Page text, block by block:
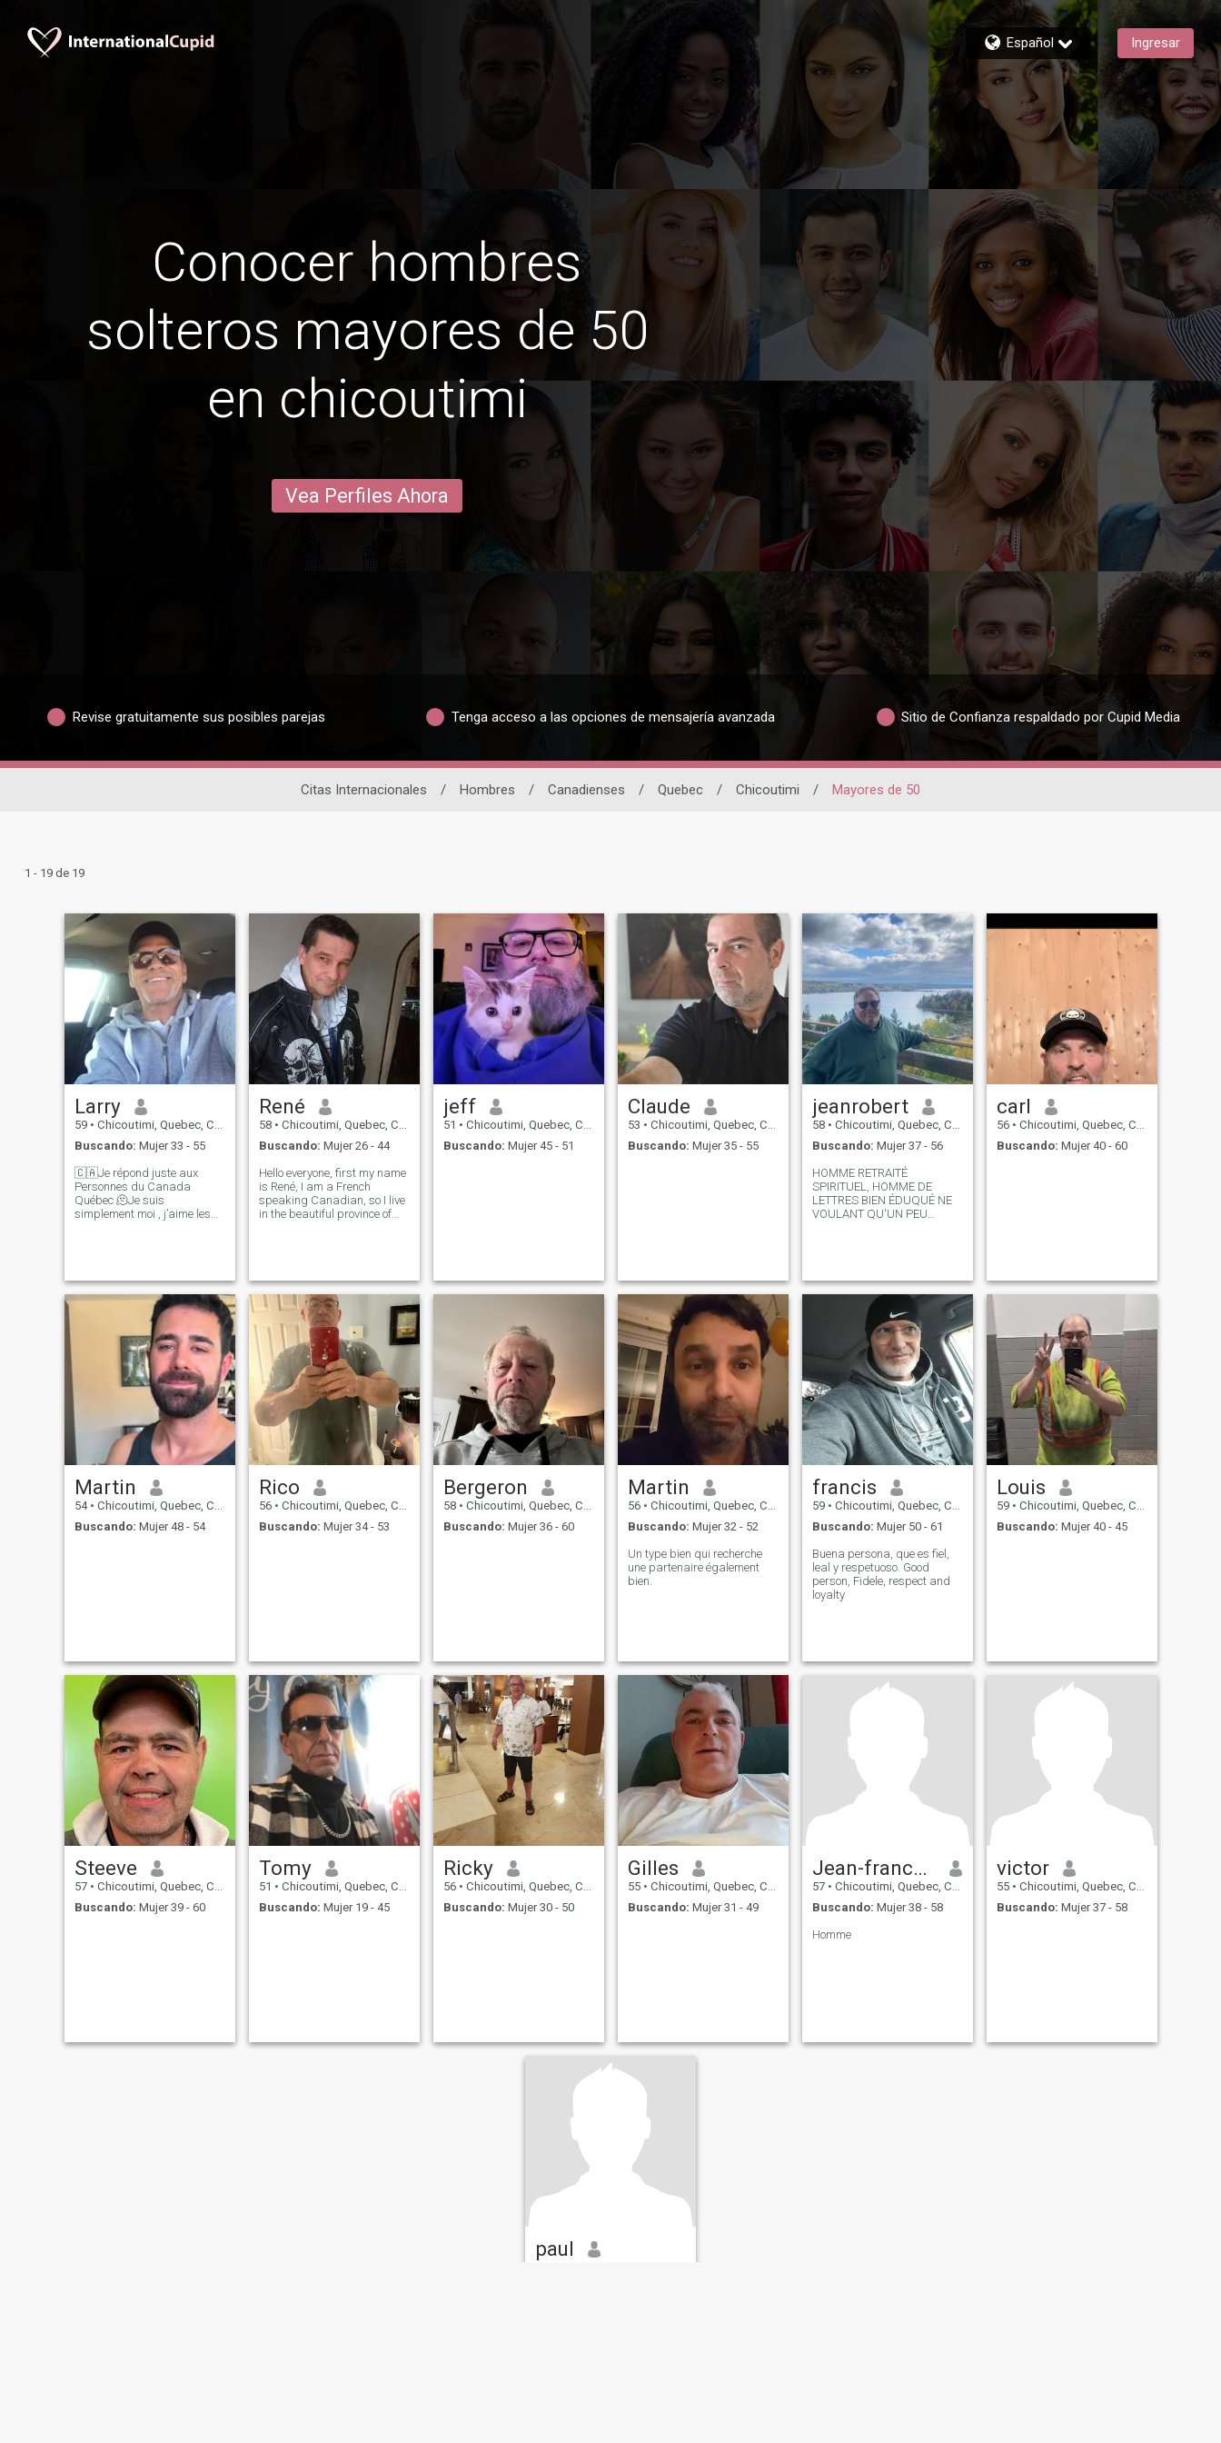
Español Ingresar
Conocer hombres
solteros mayores de 50
en chicoutimi
Vea Perfiles Ahora
Revise gratuitamente sus posibles parejas Tenga acceso a las opciones de mensajería avanzada Sitio de Confianza respaldado por Cupid Media
Citas Internacionales / Hombres / Canadienses / Quebec / Chicoutimi / Mayores de 50
1 - 19 de 19
Larry
59 • Chicoutimi, Quebec, Canadá
Buscando: Mujer 33 - 55
🇨🇦Je répond juste aux
Personnes du Canada
Québec 🫠Je suis
simplement moi , j’aime les
humour, le reste est comme
un cadeau que du déve
René
58 • Chicoutimi, Quebec, Canadá
Buscando: Mujer 26 - 44
Hello everyone, first my name
is René, I am a French
speaking Canadian, so I live
in the beautiful province of
place of dreams. to live there
tha
jeff
51 • Chicoutimi, Quebec, Canadá
Buscando: Mujer 45 - 51
Claude
53 • Chicoutimi, Quebec, Canadá
Buscando: Mujer 35 - 55
jeanrobert
58 • Chicoutimi, Quebec, Canadá
Buscando: Mujer 37 - 56
HOMME RETRAITÉ
SPIRITUEL, HOMME DE
LETTRES BIEN ÉDUQUÉ NE
VOULANT QU'UN PEU
carl
56 • Chicoutimi, Quebec, Canadá
Buscando: Mujer 40 - 60
Martin
54 • Chicoutimi, Quebec, Canadá
Buscando: Mujer 48 - 54
Rico
56 • Chicoutimi, Quebec, Canadá
Buscando: Mujer 34 - 53
Bergeron
58 • Chicoutimi, Quebec, Canadá
Buscando: Mujer 36 - 60
Martin
56 • Chicoutimi, Quebec, Canadá
Buscando: Mujer 32 - 52
Un type bien qui recherche
une partenaire également
bien.
francis
59 • Chicoutimi, Quebec, Canadá
Buscando: Mujer 50 - 61
Buena persona, que es fiel,
leal y respetuoso. Good
person, Fidele, respect and
loyalty
Louis
59 • Chicoutimi, Quebec, Canadá
Buscando: Mujer 40 - 45
Steeve
57 • Chicoutimi, Quebec, Canadá
Buscando: Mujer 39 - 60
Tomy
51 • Chicoutimi, Quebec, Canadá
Buscando: Mujer 19 - 45
Ricky
56 • Chicoutimi, Quebec, Canadá
Buscando: Mujer 30 - 50
Gilles
55 • Chicoutimi, Quebec, Canadá
Buscando: Mujer 31 - 49
Jean-francois
57 • Chicoutimi, Quebec, Canadá
Buscando: Mujer 38 - 58
Homme
victor
55 • Chicoutimi, Quebec, Canadá
Buscando: Mujer 37 - 58
paul